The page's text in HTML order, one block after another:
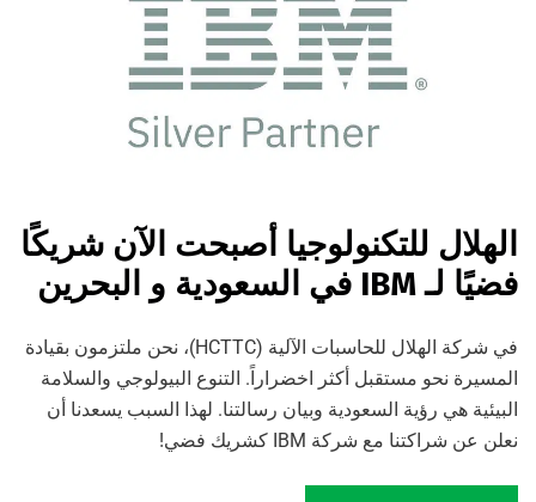
الهلال للتكنولوجيا أصبحت الآن شريكًا
فضيًا لـ IBM في السعودية و البحرين
في شركة الهلال للحاسبات الآلية (HCTTC)، نحن ملتزمون بقيادة
المسيرة نحو مستقبل أكثر اخضراراً. التنوع البيولوجي والسلامة
البيئية هي رؤية السعودية وبيان رسالتنا. لهذا السبب يسعدنا أن
نعلن عن شراكتنا مع شركة IBM كشريك فضي!